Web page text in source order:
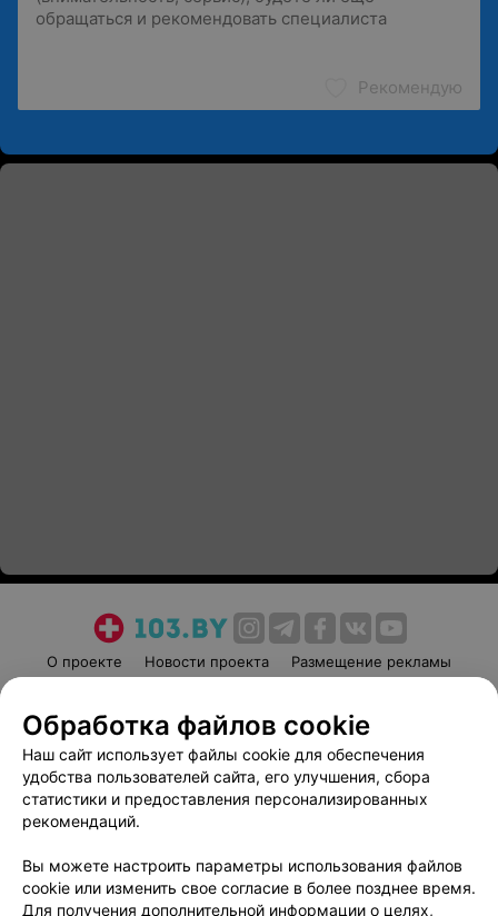
Рекомендую
О проекте Новости проекта
Размещение рекламы
Пользовательское соглашение
Способы оплаты
Вакансии
Партнеры
Написать руководителю 103.by
Обработка персональных данных
Обработка файлов cookie
Наш сайт использует файлы cookie для обеспечения
удобства пользователей сайта, его улучшения, сбора
статистики и предоставления персонализированных
рекомендаций.
Вы можете настроить параметры использования файлов
cookie или изменить свое согласие в более позднее время.
Для получения дополнительной информации о целях,